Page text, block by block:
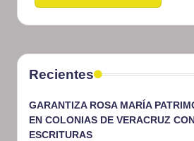
Recientes
GARANTIZA ROSA MARÍA
EN COLONIAS DE VERACRUZ
ESCRITURAS